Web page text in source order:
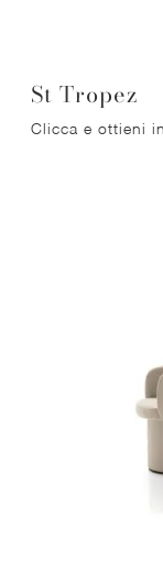
St Tropez